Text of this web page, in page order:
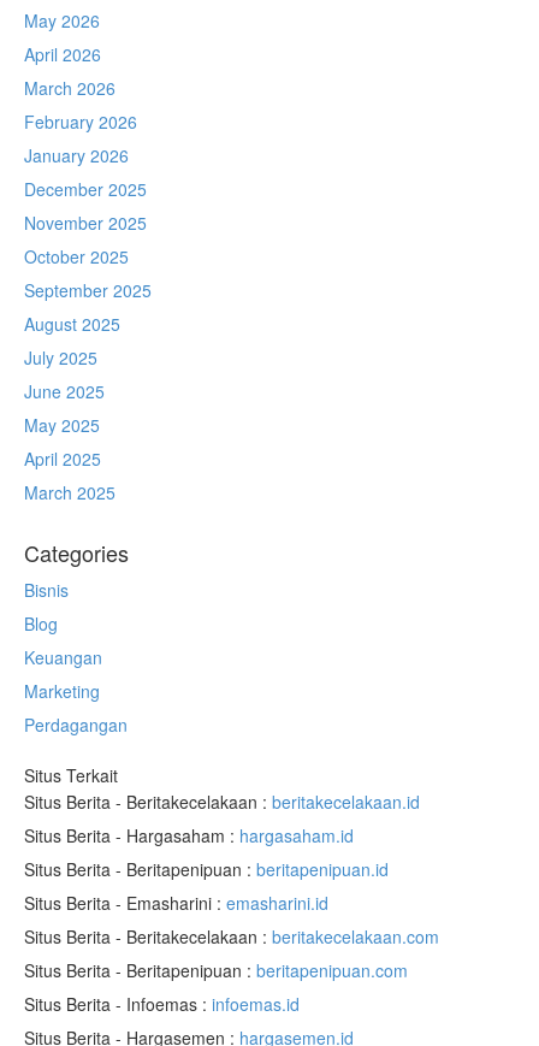
May 2026
April 2026
March 2026
February 2026
January 2026
December 2025
November 2025
October 2025
September 2025
August 2025
July 2025
June 2025
May 2025
April 2025
March 2025
Categories
Bisnis
Blog
Keuangan
Marketing
Perdagangan
Situs Terkait
Situs Berita - Beritakecelakaan : beritakecelakaan.id
Situs Berita - Hargasaham : hargasaham.id
Situs Berita - Beritapenipuan : beritapenipuan.id
Situs Berita - Emasharini : emasharini.id
Situs Berita - Beritakecelakaan : beritakecelakaan.com
Situs Berita - Beritapenipuan : beritapenipuan.com
Situs Berita - Infoemas : infoemas.id
Situs Berita - Hargasemen : hargasemen.id